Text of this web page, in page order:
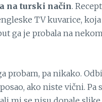
na turski način.
TV kuvarice,
ga je probala na
probam, pa nikako.
ako niste vični. Pa